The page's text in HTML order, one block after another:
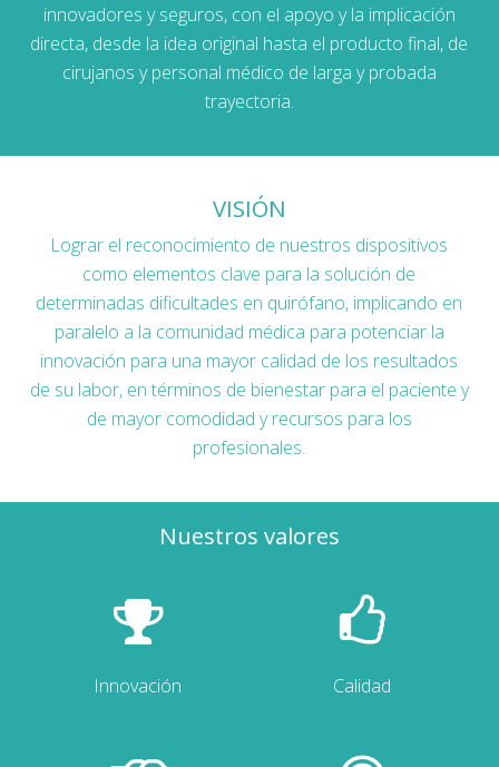
innovadores y seguros, con el apoyo y la implicación
directa, desde la idea original hasta el producto final, de
cirujanos y personal médico de larga y probada
trayectoria.
VISIÓN
Lograr el reconocimiento de nuestros dispositivos
como elementos clave para la solución de
determinadas dificultades en quirófano, implicando en
paralelo a la comunidad médica para potenciar la
innovación para una mayor calidad de los resultados
de su labor, en términos de bienestar para el paciente y
de mayor comodidad y recursos para los
profesionales.
Nuestros valores
Innovación Calidad